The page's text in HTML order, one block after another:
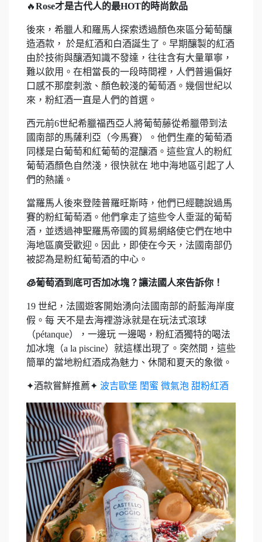
🔥Rose才是古代人的最HOT的時尚飲品
後來，希臘人和羅馬人探索透過顏色來區分葡萄釀
造酒款， 於是紅酒和白酒誕生了。早期釀製的紅酒
由於技術與釀酒知識不發達，往往含有大量單寧，
難以飲用。在相當長的一段時間裡，人們普遍偏好
口感不那麼刺激、顏色較淺的葡萄酒。幾個世紀以
來，粉紅酒一直是人們的首選。
西元前6世紀希臘福西亞人將葡萄藤從希臘帶到法
國南部的馬薩利亞（今馬賽）。他們生產的葡萄酒
同樣是白葡萄和紅葡萄的混釀酒。這些宜人的粉紅
葡萄酒顏色自然淺，很快就在 地中海地區引起了人
們的熱議。
當羅馬人後來登陸普羅旺斯時，他們已經聽說過馬
賽的粉紅葡萄酒。他們拿走了這些令人垂涎的葡萄
酒，並透過神聖羅馬帝國的貿易網絡使它們在地中
海地區廣受歡迎。因此，即使在今天，法國南部仍
被認為是粉紅葡萄酒的中心。
🧊葡萄酒到底可否加冰塊？讓法國人來告訴你！
19 世紀，法國遊客開始湧向法國南部的蔚藍海岸度
假。每 天不是去海裡游泳就是在玩法式滾球
（pétanque），一邊玩 一邊喝，粉紅酒獨特的喝法
加冰塊（a la piscine）就這樣出現了。突然間，這些
簡單的當地粉紅酒成為魅力、休閒和夏天的象徵。
✦​​​酒款嘗鮮推薦✦ 波吉歐堡 閨蜜 微氣泡 甜粉紅酒